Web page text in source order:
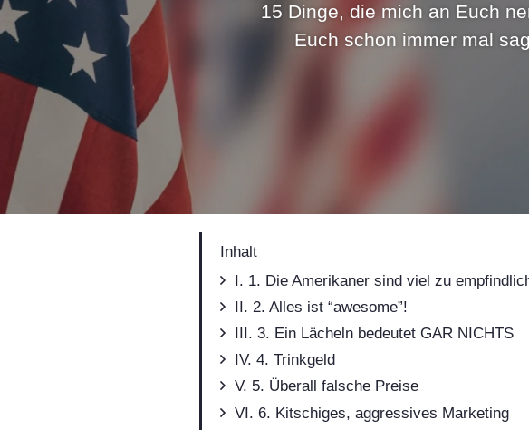
15 Dinge, die mich an Euch
Euch schon immer mal
Inhalt
1. Die Amerikaner sind viel zu
2. Alles ist “awesome”!
3. Ein Lächeln bedeutet GAR NICHTS
4. Trinkgeld
5. Überall falsche Preise
6. Kitschiges, aggressives Marketing